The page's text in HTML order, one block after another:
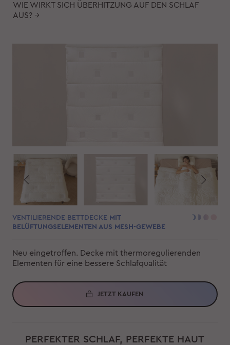
WIE WIRKT SICH ÜBERHITZUNG AUF DEN SCHLAF
AUS? →
VENTILIERENDE BETTDECKE MIT
BELÜFTUNGSELEMENTEN AUS MESH-GEWEBE
Neu eingetroffen. Decke mit thermoregulierenden
Elementen für eine bessere Schlafqualität
JETZT KAUFEN
PERFEKTER SCHLAF, PERFEKTE HAUT